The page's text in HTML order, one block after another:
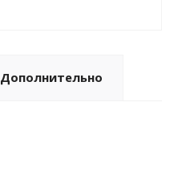
Дополнительно